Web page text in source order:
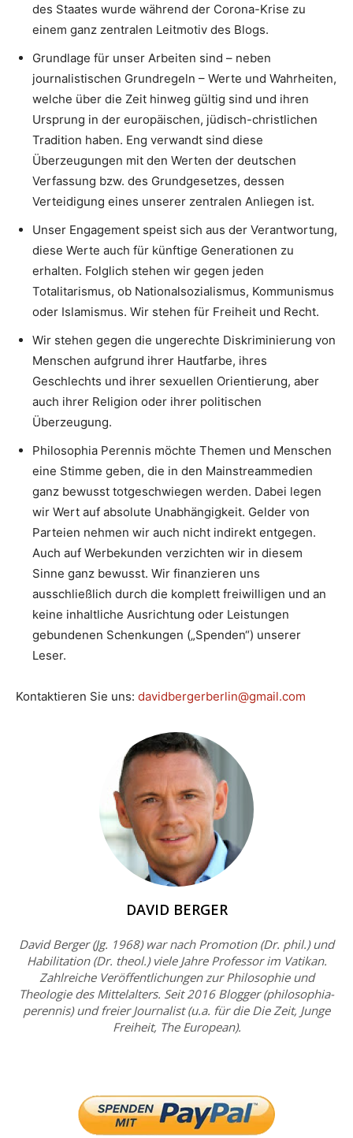
des Staates wurde während der Corona-Krise zu
einem ganz zentralen Leitmotiv des Blogs.
Grundlage für unser Arbeiten sind – neben
journalistischen Grundregeln – Werte und Wahrheiten,
welche über die Zeit hinweg gültig sind und ihren
Ursprung in der europäischen, jüdisch-christlichen
Tradition haben. Eng verwandt sind diese
Überzeugungen mit den Werten der deutschen
Verfassung bzw. des Grundgesetzes, dessen
Verteidigung eines unserer zentralen Anliegen ist.
Unser Engagement speist sich aus der Verantwortung,
diese Werte auch für künftige Generationen zu
erhalten. Folglich stehen wir gegen jeden
Totalitarismus, ob Nationalsozialismus, Kommunismus
oder Islamismus. Wir stehen für Freiheit und Recht.
Wir stehen gegen die ungerechte Diskriminierung von
Menschen aufgrund ihrer Hautfarbe, ihres
Geschlechts und ihrer sexuellen Orientierung, aber
auch ihrer Religion oder ihrer politischen
Überzeugung.
Philosophia Perennis möchte Themen und Menschen
eine Stimme geben, die in den Mainstreammedien
ganz bewusst totgeschwiegen werden. Dabei legen
wir Wert auf absolute Unabhängigkeit. Gelder von
Parteien nehmen wir auch nicht indirekt entgegen.
Auch auf Werbekunden verzichten wir in diesem
Sinne ganz bewusst. Wir finanzieren uns
ausschließlich durch die komplett freiwilligen und an
keine inhaltliche Ausrichtung oder Leistungen
gebundenen Schenkungen („Spenden“) unserer
Leser.
Kontaktieren Sie uns: davidbergerberlin@gmail.com
DAVID BERGER
David Berger (Jg. 1968) war nach Promotion (Dr. phil.) und
Habilitation (Dr. theol.) viele Jahre Professor im Vatikan.
Zahlreiche Veröffentlichungen zur Philosophie und
Theologie des Mittelalters. Seit 2016 Blogger (philosophia-
perennis) und freier Journalist (u.a. für die Die Zeit, Junge
Freiheit, The European).